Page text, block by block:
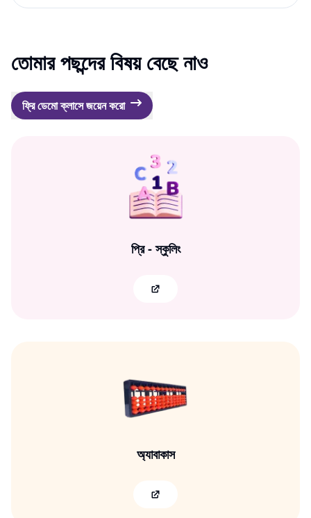
ফ্রি ডেমো ক্লাসে জয়েন করো
তোমার পছন্দের বিষয় বেছে নাও
প্রি - স্কুলিং
অ্যাবাকাস